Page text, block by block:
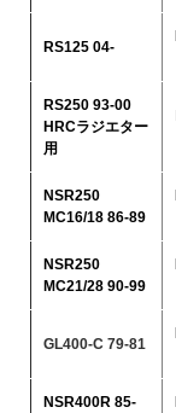
RS125 04-
RS250 93-00
HRCラジエター
用
NSR250
MC16/18 86-89
NSR250
MC21/28 90-99
GL400-C 79-81
NSR400R 85-